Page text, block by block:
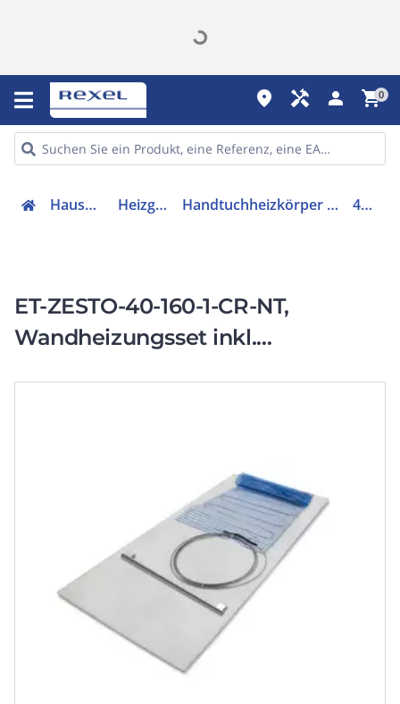
place handyman person shopping_cart0
Hausgeräte Heizgeräte Handtuchheizkörper (elektrisch) 46418
ET-ZESTO-40-160-1-CR-NT,
Wandheizungsset inkl.